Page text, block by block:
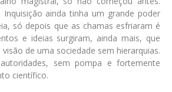
ainda tinha um grande poder
só depois que as chamas esfriaram é
e ideias surgiram, ainda mais, que
de uma sociedade sem hierarquias.
sem pompa e fortemente
científico.